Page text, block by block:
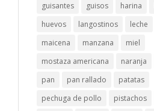
guisantes
guisos harina
huevos
langostinos leche
maicena
manzana
miel
mostaza americana
naranja
pan
pan rallado
patatas
pechuga de pollo
pistachos